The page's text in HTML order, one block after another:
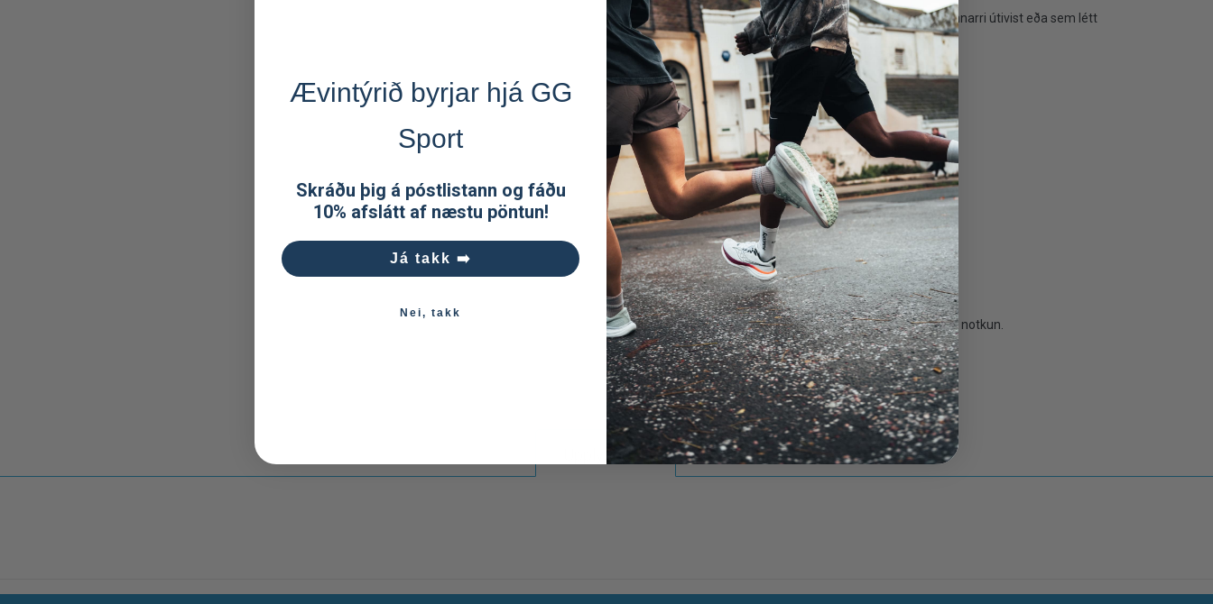
Tilvalin sem millilag í göngum, fjallgöngum, klifri og annarri útivist eða sem létt
jakkapeysa til daglegrar notkunar.
Tæknilegar upplýsingar
Snið: Regular Fit
Þyngd:410 g (stærð L)
Efnisþyngd:223 g/m²
Efni:94% endurunnið pólýester, 6% elastan
Vasar:Tveir handvasar með YKK® rennilásum
Rennilás:YKK® heilrenndur að framan
Saumar:Flatsaumaðir (Flatlock)
Vottun:Global Recycled Standard (GRS)
Notkun:Göngur, fjallgöngur, klifur, ferðalög og dagleg notkun.
Upplýsingar
Ævintýrið byrjar hjá GG
Sport
Skráðu þig á póstlistann og fáðu
10% afslátt af næstu pöntun!
Já takk ➡️
Nei, takk